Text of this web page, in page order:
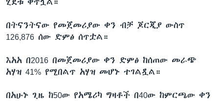
በትናንትናው የመጀመሪያው ቀን ብቻ ጆርጂያ ውስጥ
126,876 ሰው ድምፅ ሰጥቷል።
እአአ በ2016 በመጀመሪያው ቀን ድምፅ ከሰጠው መራጭ
አሃዝ 41% የሚበልጥ አሃዝ መሆኑ ተገልጿል።
በአሁኑ ጊዜ ከ50ው የአሜሪካ ግዛቶች በ40ው ከምርጫው ቀን